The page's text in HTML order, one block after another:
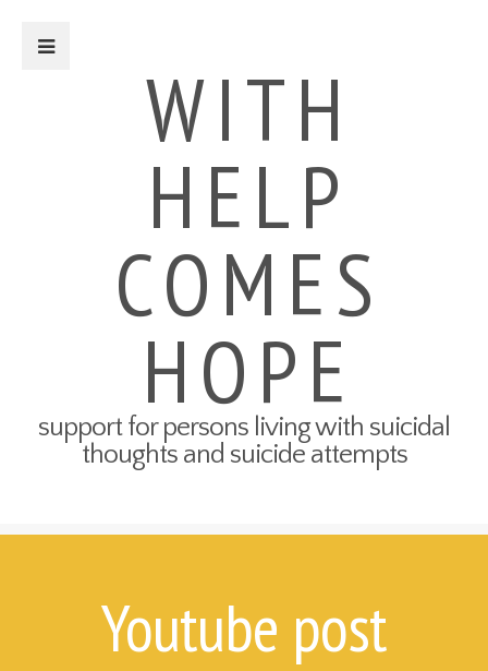
How to Talk About Your Attempt
100 Ways to Get Through the
Next 5 Minutes
Connect to Resources
Create a Safety Plan
For Friends & Family
Connect to Resources
For Clinicians
Attempt Survivors’ Advice for
WITH
HELP
COMES
HOPE
support for persons living with suicidal
thoughts and suicide attempts
Youtube post